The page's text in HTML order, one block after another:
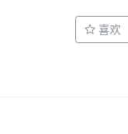
喜欢